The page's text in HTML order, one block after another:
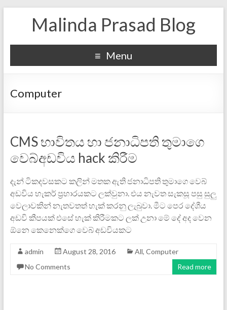
Malinda Prasad Blog
Menu
Computer
CMS භාවිතය හා ජනාධිපති තුමාගෙ
වෙබ්අඩවිය hack කිරීම
දැන් ටිකදවසකට කලින් මතක ඇති ජනාධිපති තුමාගෙ වෙබ්
අඩවිය හැකර් ප්‍රහාරයකට ලක්වුනා. එය නැවත සැකසූ පසු සුලු
වෙලාවකින් නැතවතත් හැක් කරනු ලැබුවා. මීට පෙර දේශීය
අඩවි කීපයක් එස‍ේ හැක් කිරීමකට ලක් උනා මේ දේ අද වෙන
ඕනෙ කෙනෙක්ගෙ වෙබ් අඩවියකට
admin August 28, 2016 All, Computer
No Comments
Read more